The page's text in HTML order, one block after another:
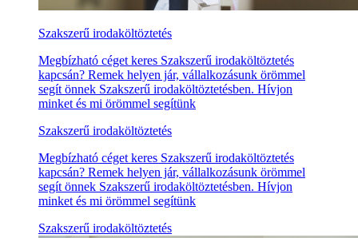
Szakszerű irodaköltöztetés
Megbízható céget keres Szakszerű irodaköltöztetés
kapcsán? Remek helyen jár, vállalkozásunk örömmel
segít önnek Szakszerű irodaköltöztetésben. Hívjon
minket és mi örömmel segítünk
Szakszerű irodaköltöztetés
Megbízható céget keres Szakszerű irodaköltöztetés
kapcsán? Remek helyen jár, vállalkozásunk örömmel
segít önnek Szakszerű irodaköltöztetésben. Hívjon
minket és mi örömmel segítünk
Szakszerű irodaköltöztetés